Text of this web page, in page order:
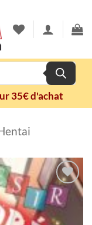
35€ d'achat
Ajouter
à la
wishlist